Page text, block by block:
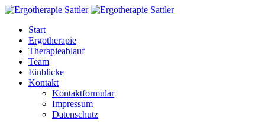
Start
Ergotherapie
Therapieablauf
Team
Einblicke
Kontakt
Kontaktformular
Impressum
Datenschutz